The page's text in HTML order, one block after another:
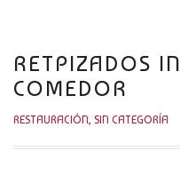
RETPIZADOS
COMEDOR
RESTAURACIÓN, SIN CATEGORÍA